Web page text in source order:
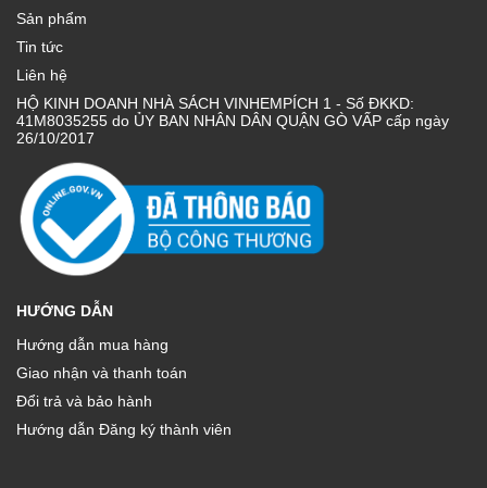
Sản phẩm
Tin tức
Liên hệ
HỘ KINH DOANH NHÀ SÁCH VINHEMPÍCH 1 - Số ĐKKD:
41M8035255 do ỦY BAN NHÂN DÂN QUẬN GÒ VẤP cấp ngày
26/10/2017
HƯỚNG DẪN
Hướng dẫn mua hàng
Giao nhận và thanh toán
Đổi trả và bảo hành
Hướng dẫn Đăng ký thành viên